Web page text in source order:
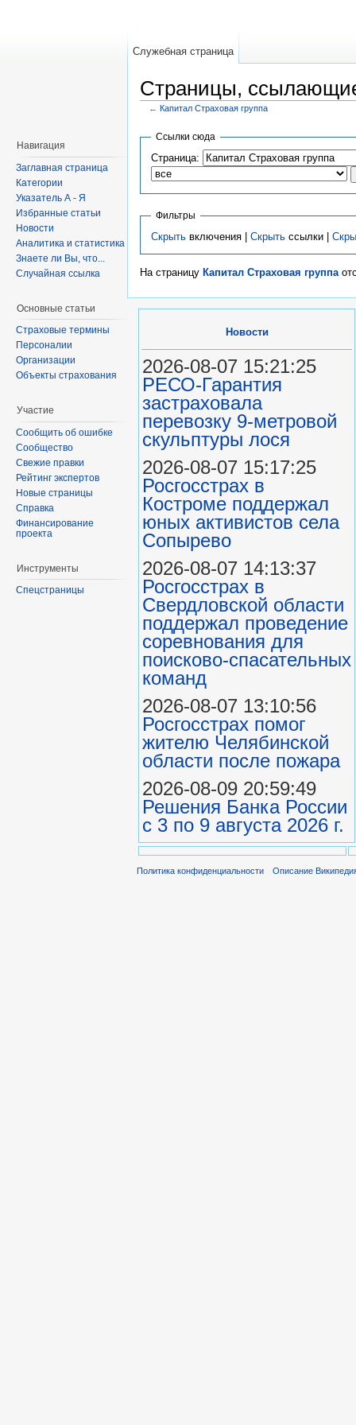
Страницы,
← Капитал Страховая группа
Ссылки сюда
Страница:
Фильтры
Скрытьвключения | Скрытьссылки |
На страницу Капитал Страховая группа
Служебная страница
Навигация
Заглавная страница
Категории
Указатель А - Я
Избранные статьи
Новости
Аналитика и статистика
Знаете ли Вы, что...
Случайная ссылка
Основные статьи
Страховые термины
Персоналии
Организации
Объекты страхования
Участие
Сообщить об ошибке
Сообщество
Свежие правки
Рейтинг экспертов
Новые страницы
Справка
Финансирование
проекта
Инструменты
Спецстраницы
Новости
2026-08-07 15:21:25
РЕСО-Гарантия
застраховала
перевозку 9-метровой
скульптуры лося
2026-08-07 15:17:25
Росгосстрах в
Костроме поддержал
юных активистов села
Сопырево
2026-08-07 14:13:37
Росгосстрах в
Свердловской области
поддержал проведение
соревнования для
поисково‑спасательных
команд
2026-08-07 13:10:56
Росгосстрах помог
жителю Челябинской
области после пожара
2026-08-09 20:59:49
Решения Банка России
с 3 по 9 августа 2026 г.
Политика конфиденциальности Описание